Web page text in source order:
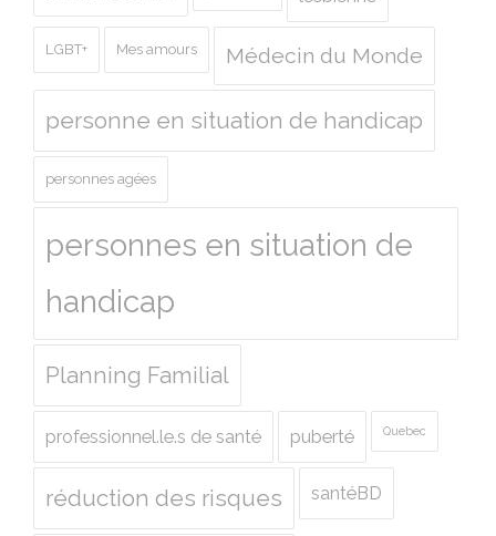
LGBT+ Mes amours Médecin du Monde
personne en situation de handicap
personnes agées
personnes en situation de
handicap
Planning Familial
professionnel.le.s de santé puberté Quebec
réduction des risques santéBD